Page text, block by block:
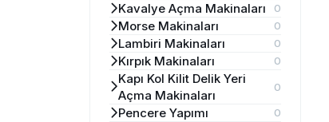
Kavalye Açma Makinaları 0
Morse Makinaları 0
Lambiri Makinaları 0
Kırpık Makinaları 0
Kapı Kol Kilit Delik Yeri
Açma Makinaları
0
Pencere Yapımı 0